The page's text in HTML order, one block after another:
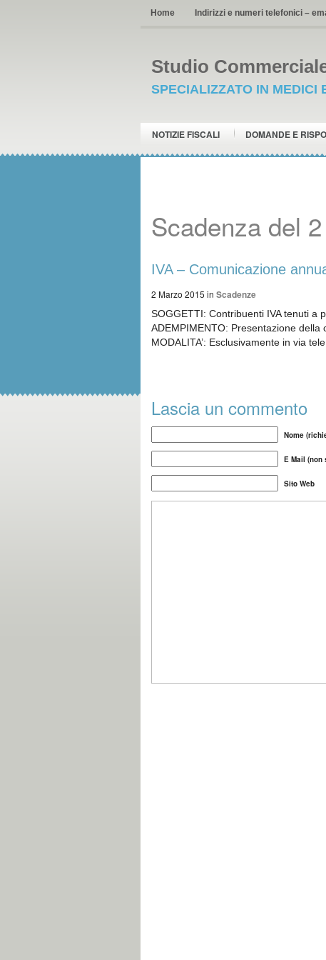
Home Indirizzi e numeri telefonici –
Studio
SPECIALIZZATO IN MEDICI
NOTIZIE FISCALI DOMANDE E
Scadenza del
IVA – Comunicazione
2 Marzo 2015 in Scadenze
SOGGETTI: Contribuenti IVA tenuti a
ADEMPIMENTO: Presentazione della
MODALITA’: Esclusivamente in via
Lascia un commento
Nome
E Mail (non
Sito Web